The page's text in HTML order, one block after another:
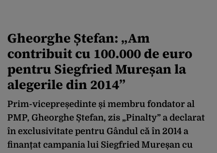
Gheorghe Ștefan: „Am
contribuit cu 100.000 de euro
pentru Siegfried Mureșan la
alegerile din 2014”
Prim-vicepreședinte și membru fondator al
PMP, Gheorghe Ștefan, zis „Pinalty” a declarat
în exclusivitate pentru Gândul că în 2014 a
finanțat campania lui Siegfried Mureșan cu